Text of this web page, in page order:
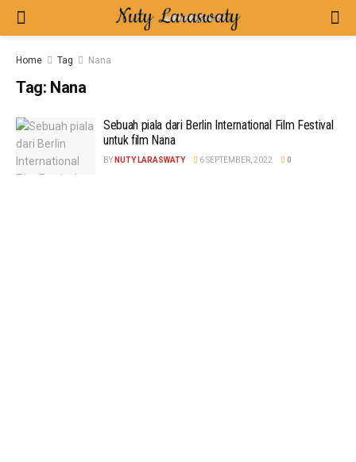
Home Tag Nana
Tag: Nana
Sebuah piala dari Berlin International Film Festival
untuk film Nana
BY NUTY LARASWATY 6 SEPTEMBER, 2022 0